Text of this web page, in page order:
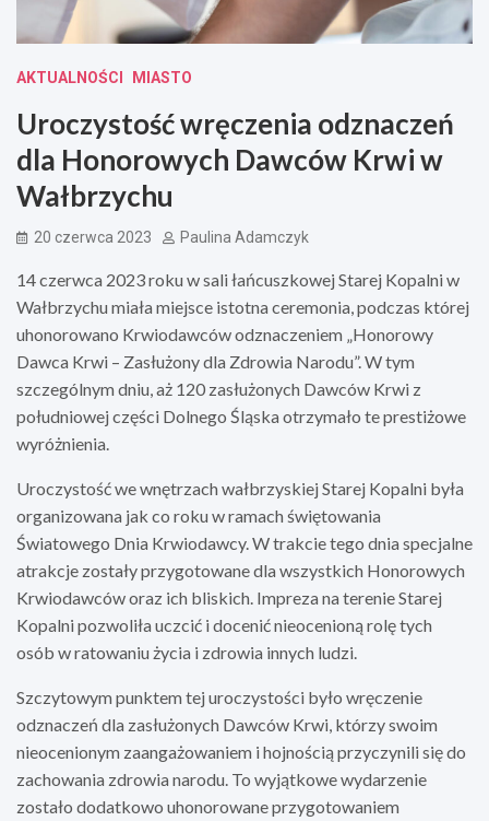
AKTUALNOŚCI MIASTO
Uroczystość wręczenia odznaczeń
dla Honorowych Dawców Krwi w
Wałbrzychu
20 czerwca 2023 Paulina Adamczyk
14 czerwca 2023 roku w sali łańcuszkowej Starej Kopalni w
Wałbrzychu miała miejsce istotna ceremonia, podczas której
uhonorowano Krwiodawców odznaczeniem „Honorowy
Dawca Krwi – Zasłużony dla Zdrowia Narodu”. W tym
szczególnym dniu, aż 120 zasłużonych Dawców Krwi z
południowej części Dolnego Śląska otrzymało te prestiżowe
wyróżnienia.
Uroczystość we wnętrzach wałbrzyskiej Starej Kopalni była
organizowana jak co roku w ramach świętowania
Światowego Dnia Krwiodawcy. W trakcie tego dnia specjalne
atrakcje zostały przygotowane dla wszystkich Honorowych
Krwiodawców oraz ich bliskich. Impreza na terenie Starej
Kopalni pozwoliła uczcić i docenić nieocenioną rolę tych
osób w ratowaniu życia i zdrowia innych ludzi.
Szczytowym punktem tej uroczystości było wręczenie
odznaczeń dla zasłużonych Dawców Krwi, którzy swoim
nieocenionym zaangażowaniem i hojnością przyczynili się do
zachowania zdrowia narodu. To wyjątkowe wydarzenie
zostało dodatkowo uhonorowane przygotowaniem